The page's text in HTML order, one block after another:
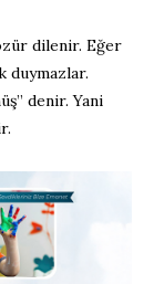
dilenir. Eğer
duymazlar.
denir. Yani